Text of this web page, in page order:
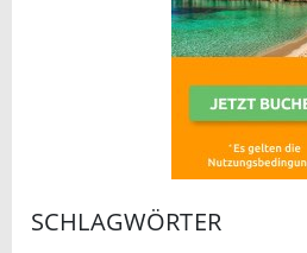
SCHLAGWÖRTER